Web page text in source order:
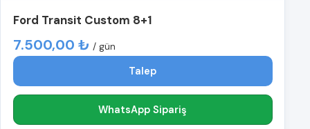
Ford Transit Custom 8+1
7.500,00 ₺ / gün
Talep
WhatsApp Sipariş